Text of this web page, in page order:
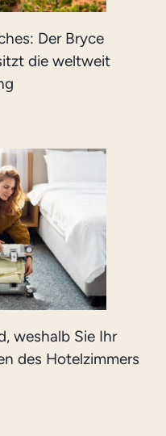
Der Bryce
die weltweit
weshalb Sie Ihr
des Hotelzimmers